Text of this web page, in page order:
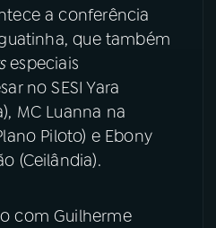
a conferência
que também
especiais
no SESI Yara
MC Luanna na
Piloto) e Ebony
(Ceilândia).
com Guilherme